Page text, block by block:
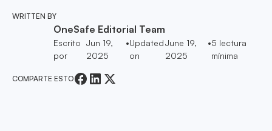
WRITTEN BY
OneSafe Editorial Team
Escrito
por
Jun 19,
2025
•Updated
on
June 19,
2025
•5 lectura
mínima
COMPARTE ESTO